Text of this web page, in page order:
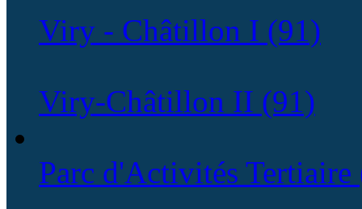
Viry - Châtillon I (91)
Viry-Châtillon II (91)
Parc d'Activités Tertiaire